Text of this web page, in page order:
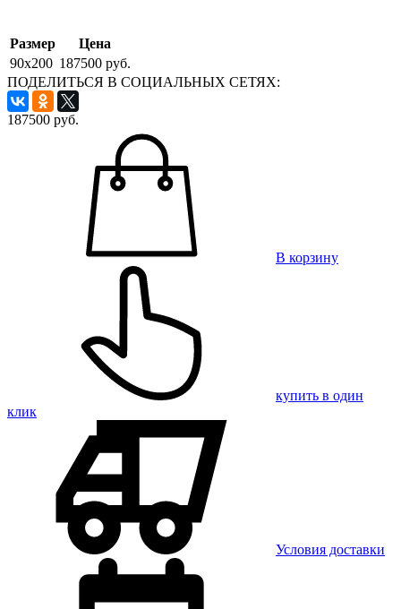
Размер
Цена
90x200 187500 руб.
ПОДЕЛИТЬСЯ В СОЦИАЛЬНЫХ СЕТЯХ:
187500 руб.
В корзину
купить в один
клик
Условия доставки